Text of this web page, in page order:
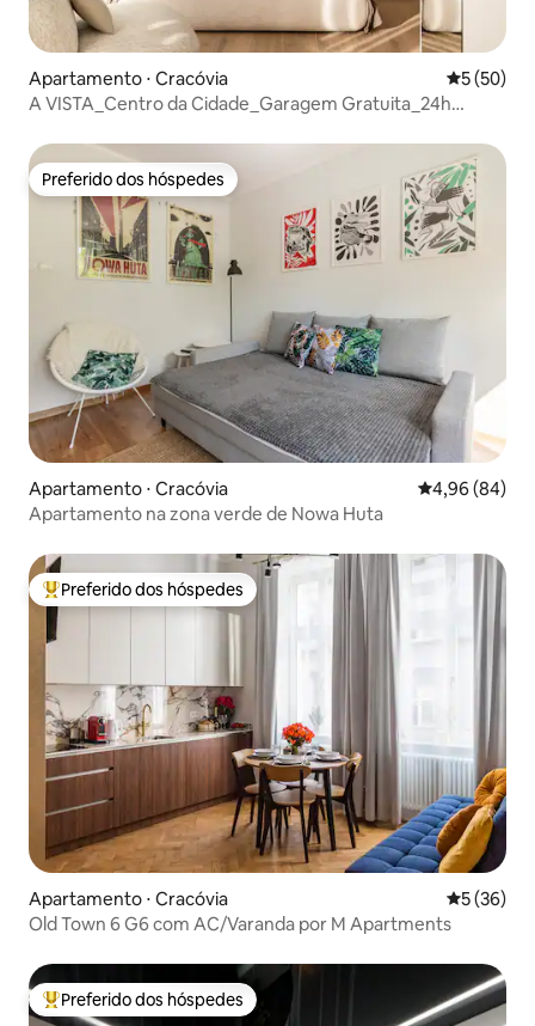
Apartamento ⋅ Cracóvia 5 de uma
5 (50)
A VISTA_Centro da Cidade_Garagem Gratuita_24h
Preferido dos hóspedes
Preferido dos hóspedes
Apartamento ⋅ Cracóvia 4,96 de uma
4,96 (84)
Apartamento na zona verde de Nowa Huta
Entre os melhores preferidos dos hóspedes
Preferido dos hóspedes
Apartamento ⋅ Cracóvia 5 de uma
5 (36)
Old Town 6 G6 com AC/Varanda por M Apartments
Entre os melhores preferidos dos hóspedes
Preferido dos hóspedes